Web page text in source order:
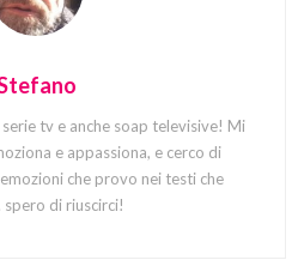
tv e anche soap televisive! Mi
e appassiona, e cerco di
che provo nei testi che
spero di riuscirci!